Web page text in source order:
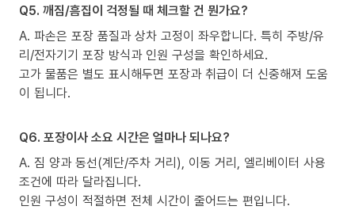
Q5. 깨짐/흠집이 걱정될 때 체크할 건 뭔가요?
A. 파손은 포장 품질과 상차 고정이 좌우합니다. 특히 주방/유
리/전자기기 포장 방식과 인원 구성을 확인하세요.
고가 물품은 별도 표시해두면 포장과 취급이 더 신중해져 도움
이 됩니다.
Q6. 포장이사 소요 시간은 얼마나 되나요?
A. 짐 양과 동선(계단/주차 거리), 이동 거리, 엘리베이터 사용
조건에 따라 달라집니다.
인원 구성이 적절하면 전체 시간이 줄어드는 편입니다.